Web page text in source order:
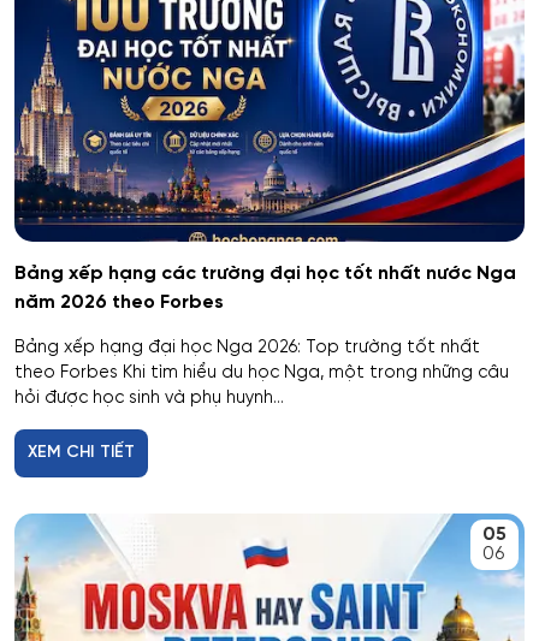
Bảng xếp hạng các trường đại học tốt nhất nước Nga
năm 2026 theo Forbes
Bảng xếp hạng đại học Nga 2026: Top trường tốt nhất
theo Forbes Khi tìm hiểu du học Nga, một trong những câu
hỏi được học sinh và phụ huynh...
XEM CHI TIẾT
05
06